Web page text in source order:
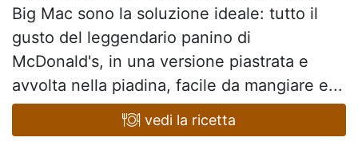
Big Mac sono la soluzione ideale: tutto il
gusto del leggendario panino di
McDonald's, in una versione piastrata e
avvolta nella piadina, facile da mangiare e...
vedi la ricetta